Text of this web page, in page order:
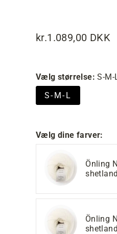
Normalpris
Tilbudspris
kr.1.089,00 DKK
Vælg størrelse:S-M-
S-M-L
Vælg dine farver:
Önling
Önling